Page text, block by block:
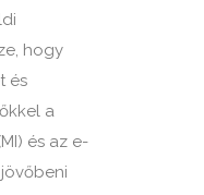
hogy
és
a
és az e-